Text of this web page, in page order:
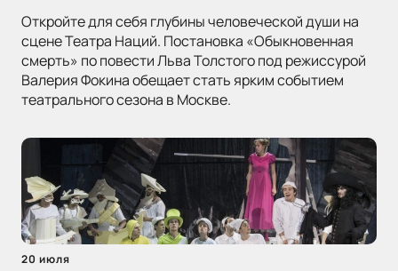
Откройте для себя глубины человеческой души на
сцене Театра Наций. Постановка «Обыкновенная
смерть» по повести Льва Толстого под режиссурой
Валерия Фокина обещает стать ярким событием
театрального сезона в Москве.
20 июля